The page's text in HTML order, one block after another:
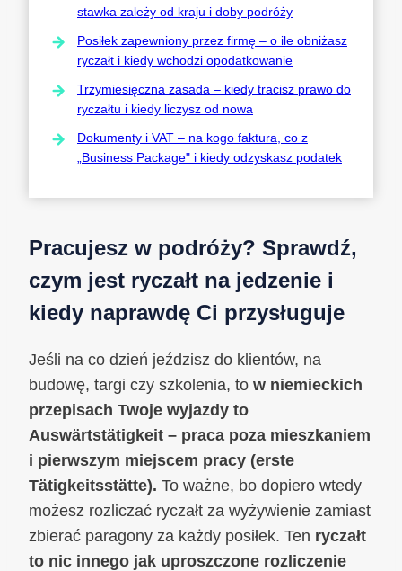
stawka zależy od kraju i doby podróży
Posiłek zapewniony przez firmę – o ile obniżasz
ryczałt i kiedy wchodzi opodatkowanie
Trzymiesięczna zasada – kiedy tracisz prawo do
ryczałtu i kiedy liczysz od nowa
Dokumenty i VAT – na kogo faktura, co z
„Business Package" i kiedy odzyskasz podatek
Pracujesz w podróży? Sprawdź,
czym jest ryczałt na jedzenie i
kiedy naprawdę Ci przysługuje
Jeśli na co dzień jeździsz do klientów, na
budowę, targi czy szkolenia, to w niemieckich
przepisach Twoje wyjazdy to
Auswärtstätigkeit – praca poza mieszkaniem
i pierwszym miejscem pracy (erste
Tätigkeitsstätte). To ważne, bo dopiero wtedy
możesz rozliczać ryczałt za wyżywienie zamiast
zbierać paragony za każdy posiłek. Ten ryczałt
to nic innego jak uproszczone rozliczenie